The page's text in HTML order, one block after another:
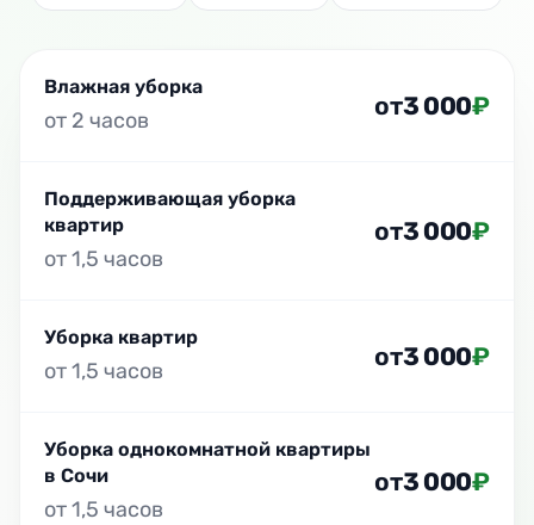
Влажная уборка
от 2 часов от3 000₽
Поддерживающая уборка
квартир
от 1,5 часов
от3 000₽
Уборка квартир
от 1,5 часов от3 000₽
Уборка однокомнатной квартиры
в Сочи
от 1,5 часов
от3 000₽